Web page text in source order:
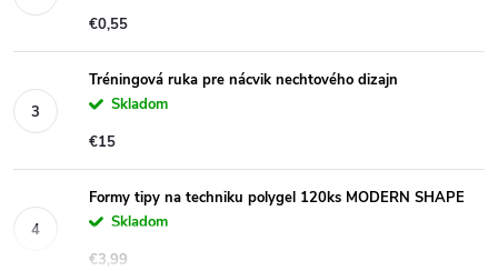
€0,55
Tréningová ruka pre nácvik nechtového dizajn
Skladom
€15
Formy tipy na techniku polygel 120ks MODERN SHAPE
Skladom
€3,99